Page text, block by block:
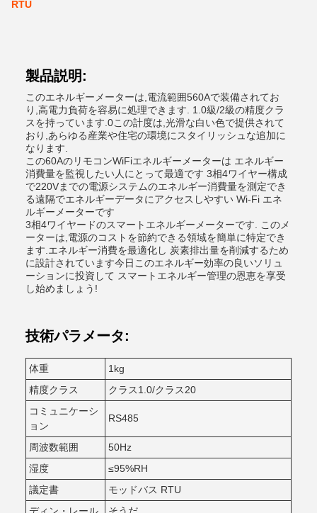
RTU
製品説明:
このエネルギーメーターは,電流範囲560Aで装備されてお
り,高電力負荷を容易に処理できます. 1.0級/2級の精度クラ
スを持っています.0この計度は,光滑な白い色で提供されて
おり,あらゆる産業や住宅の環境にスタイリッシュな追加に
なります.
この60AのリモコンWiFiエネルギーメーターは エネルギー
消費量を監視したい人にとって最適です 3相4ワイヤー構成
で220Vまでの電源システムのエネルギー消費量を測定でき
る遠隔でエネルギーデータにアクセスしやすい Wi-Fi エネ
ルギーメーターです
3相4ワイヤードのスマートエネルギーメーターです. このメ
ーターは,電源のコストを節約できる領域を簡単に特定でき
ます.エネルギー消費を最適化し 炭素排出量を削減するため
に設計されています今日このエネルギー効率の良いソリュ
ーションに投資して スマートエネルギー管理の恩恵を享受
し始めましょう!
技術パラメータ:
体重
1kg
精度クラス
クラス1.0/クラス20
コミュニケーシ
ョン
RS485
周波数範囲
50Hz
湿度
≤95%RH
議定書
モッドバス RTU